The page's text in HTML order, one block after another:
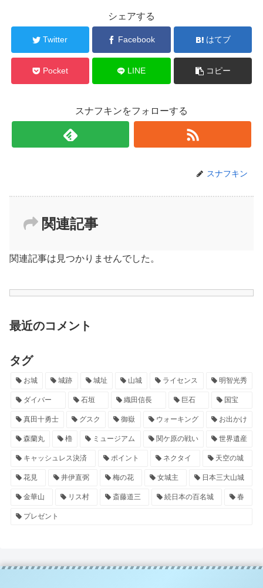
シェアする
Twitter Facebook はてブ
Pocket LINE コピー
スナフキンをフォローする
スナフキン
関連記事
関連記事は見つかりませんでした。
最近のコメント
タグ
お城 城跡 城址 山城 ライセンス 明智光秀
ダイバー 石垣 織田信長 巨石 国宝
真田十勇士 グスク 御嶽 ウォーキング お出かけ
森蘭丸 櫓 ミュージアム 関ケ原の戦い 世界遺産
キャッシュレス決済 ポイント ネクタイ 天空の城
花見 井伊直弼 梅の花 女城主 日本三大山城
金華山 リス村 斎藤道三 続日本の百名城 春
プレゼント